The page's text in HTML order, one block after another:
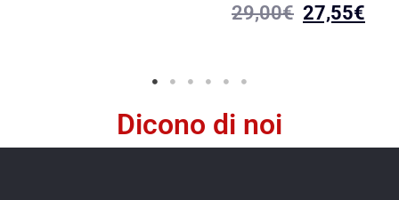
29,00€ 27,55€
Dicono di noi